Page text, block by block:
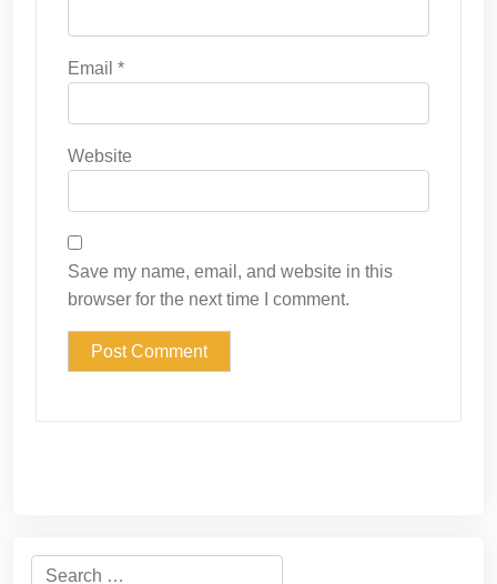
Email *
Website
Save my name, email, and website in this
browser for the next time I comment.
Search